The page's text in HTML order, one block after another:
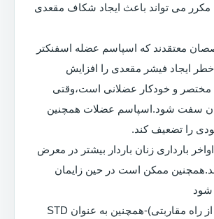
مکرر می تواند باعث ایجاد شکاف مقعدی
معتقدند که اسپاسم عضله اسفنکتر
ایجاد فیشر مقعدی را افزایش
و خودکار عضلانی است،وقتی
سفت شود.اسپاسم عضلات همچنین
را تضعیف کند.
بارداری زنان باردار بیشتر در معرض
ممکن است در حین زایمان
شود
(عفونت های منتقله از راه مقاربتی)-همچنین به عنوان STD